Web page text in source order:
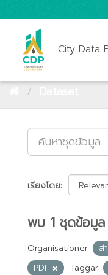
City Data
เรียงโดย
พบ 1 ชุดข้อมูล
Organisationer: ส
PDF
Taggar: